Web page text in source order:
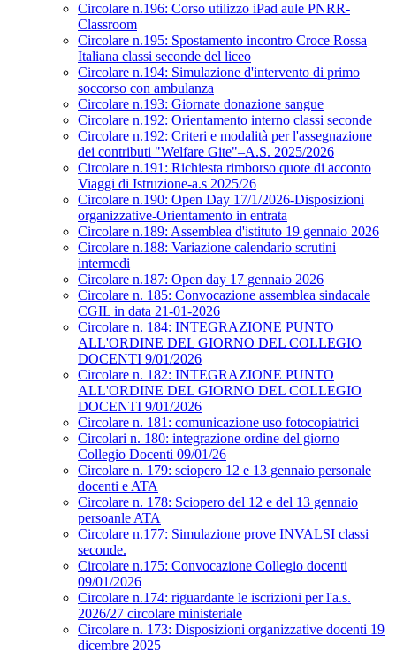
Circolare n.196: Corso utilizzo iPad aule PNRR-
Classroom
Circolare n.195: Spostamento incontro Croce Rossa
Italiana classi seconde del liceo
Circolare n.194: Simulazione d'intervento di primo
soccorso con ambulanza
Circolare n.193: Giornate donazione sangue
Circolare n.192: Orientamento interno classi seconde
Circolare n.192: Criteri e modalità per l'assegnazione
dei contributi "Welfare Gite"–A.S. 2025/2026
Circolare n.191: Richiesta rimborso quote di acconto
Viaggi di Istruzione-a.s 2025/26
Circolare n.190: Open Day 17/1/2026-Disposizioni
organizzative-Orientamento in entrata
Circolare n.189: Assemblea d'istituto 19 gennaio 2026
Circolare n.188: Variazione calendario scrutini
intermedi
Circolare n.187: Open day 17 gennaio 2026
Circolare n. 185: Convocazione assemblea sindacale
CGIL in data 21-01-2026
Circolare n. 184: INTEGRAZIONE PUNTO
ALL'ORDINE DEL GIORNO DEL COLLEGIO
DOCENTI 9/01/2026
Circolare n. 182: INTEGRAZIONE PUNTO
ALL'ORDINE DEL GIORNO DEL COLLEGIO
DOCENTI 9/01/2026
Circolare n. 181: comunicazione uso fotocopiatrici
Circolari n. 180: integrazione ordine del giorno
Collegio Docenti 09/01/26
Circolare n. 179: sciopero 12 e 13 gennaio personale
docenti e ATA
Circolare n. 178: Sciopero del 12 e del 13 gennaio
persoanle ATA
Circolare n.177: Simulazione prove INVALSI classi
seconde.
Circolare n.175: Convocazione Collegio docenti
09/01/2026
Circolare n.174: riguardante le iscrizioni per l'a.s.
2026/27 circolare ministeriale
Circolare n. 173: Disposizioni organizzative docenti 19
dicembre 2025